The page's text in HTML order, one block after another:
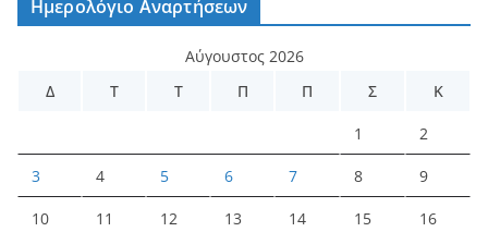
Ημερολόγιο Αναρτήσεων
Αύγουστος 2026
Δ
Τ Τ Π Π Σ Κ
1 2
3 4 5 6 7 8 9
10 11 12 13 14 15 16